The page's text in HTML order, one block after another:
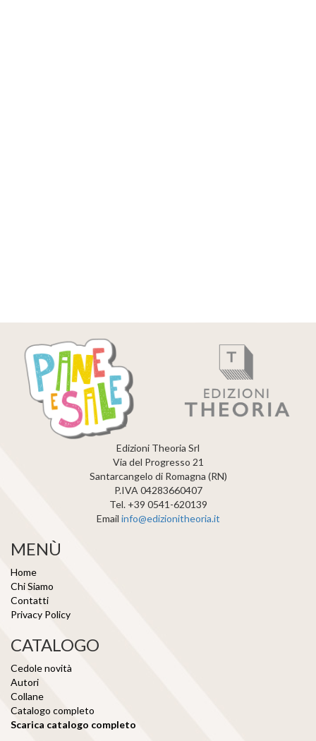
Edizioni Theoria Srl
Via del Progresso 21
Santarcangelo di Romagna (RN)
P.IVA 04283660407
Tel. +39 0541-620139
Email info@edizionitheoria.it
MENÙ
Home
Chi Siamo
Contatti
Privacy Policy
CATALOGO
Cedole novità
Autori
Collane
Catalogo completo
Scarica catalogo completo